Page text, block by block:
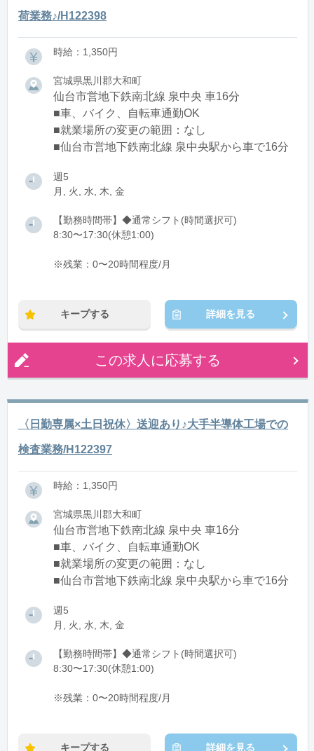
荷業務♪/H122398
時給：1,350円
宮城県黒川郡大和町
仙台市営地下鉄南北線 泉中央 車16分
■車、バイク、自転車通勤OK
■就業場所の変更の範囲：なし
■仙台市営地下鉄南北線 泉中央駅から車で16分
週5
月, 火, 水, 木, 金
【勤務時間帯】◆通常シフト(時間選択可)
8:30〜17:30(休憩1:00)
※残業：0〜20時間程度/月
キープする 詳細を見る
この求人に応募する
〈日勤専属×土日祝休〉送迎あり♪大手半導体工場での
検査業務/H122397
時給：1,350円
宮城県黒川郡大和町
仙台市営地下鉄南北線 泉中央 車16分
■車、バイク、自転車通勤OK
■就業場所の変更の範囲：なし
■仙台市営地下鉄南北線 泉中央駅から車で16分
週5
月, 火, 水, 木, 金
【勤務時間帯】◆通常シフト(時間選択可)
8:30〜17:30(休憩1:00)
※残業：0〜20時間程度/月
キープする 詳細を見る